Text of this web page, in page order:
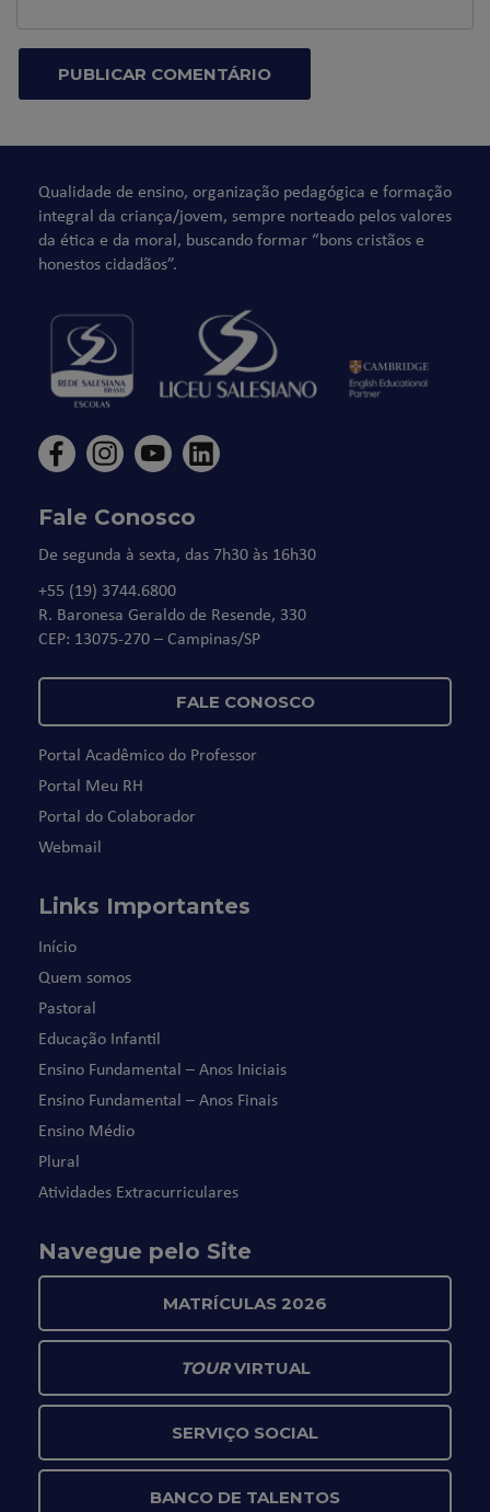
Qualidade de ensino, organização pedagógica e formação
integral da criança/jovem, sempre norteado pelos valores
da ética e da moral, buscando formar “bons cristãos e
honestos cidadãos”.
Fale Conosco
De segunda à sexta, das 7h30 às 16h30
+55 (19) 3744.6800
R. Baronesa Geraldo de Resende, 330
CEP: 13075-270 – Campinas/SP
FALE CONOSCO
Portal Acadêmico do Professor
Portal Meu RH
Portal do Colaborador
Webmail
Links Importantes
Início
Quem somos
Pastoral
Educação Infantil
Ensino Fundamental – Anos Iniciais
Ensino Fundamental – Anos Finais
Ensino Médio
Plural
Atividades Extracurriculares
Navegue pelo Site
MATRÍCULAS 2026
TOURVIRTUAL
SERVIÇO SOCIAL
BANCO DE TALENTOS